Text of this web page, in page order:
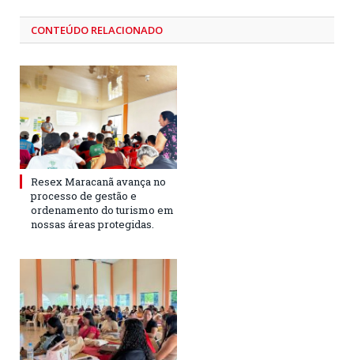
CONTEÚDO RELACIONADO
Resex Maracanã avança no
processo de gestão e
ordenamento do turismo em
nossas áreas protegidas.